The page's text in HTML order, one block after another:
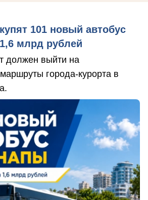
101 новый автобус
млрд рублей
должен выйти на
города-курорта в